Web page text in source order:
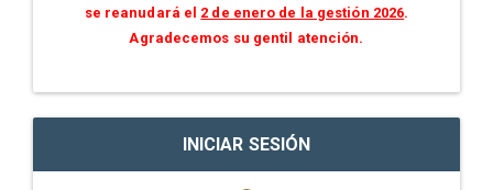
se reanudará el 2 de enero de la gestión 2026.
Agradecemos su gentil atención.
INICIAR SESIÓN